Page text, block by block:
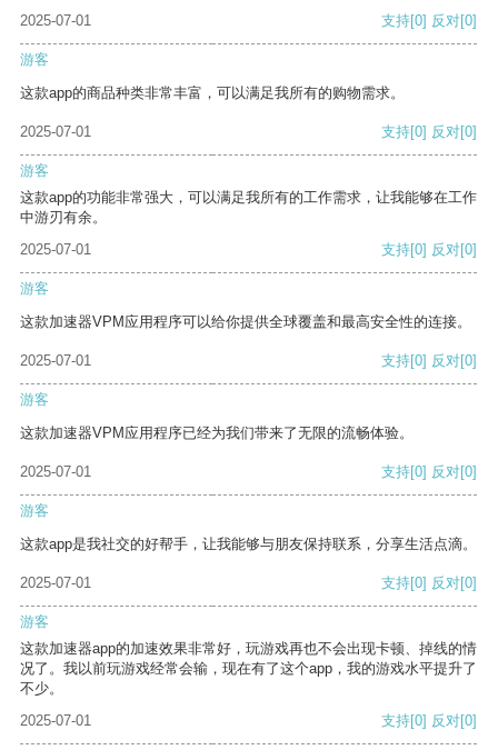
2025-07-01
支持[0] 反对[0]
游客
这款app的商品种类非常丰富，可以满足我所有的购物需求。
2025-07-01 支持[0] 反对[0]
游客
这款app的功能非常强大，可以满足我所有的工作需求，让我能够在工作
中游刃有余。
2025-07-01
支持[0] 反对[0]
游客
这款加速器VPM应用程序可以给你提供全球覆盖和最高安全性的连接。
2025-07-01 支持[0] 反对[0]
游客
这款加速器VPM应用程序已经为我们带来了无限的流畅体验。
2025-07-01 支持[0] 反对[0]
游客
这款app是我社交的好帮手，让我能够与朋友保持联系，分享生活点滴。
2025-07-01 支持[0] 反对[0]
游客
这款加速器app的加速效果非常好，玩游戏再也不会出现卡顿、掉线的情
况了。我以前玩游戏经常会输，现在有了这个app，我的游戏水平提升了
不少。
2025-07-01
支持[0] 反对[0]